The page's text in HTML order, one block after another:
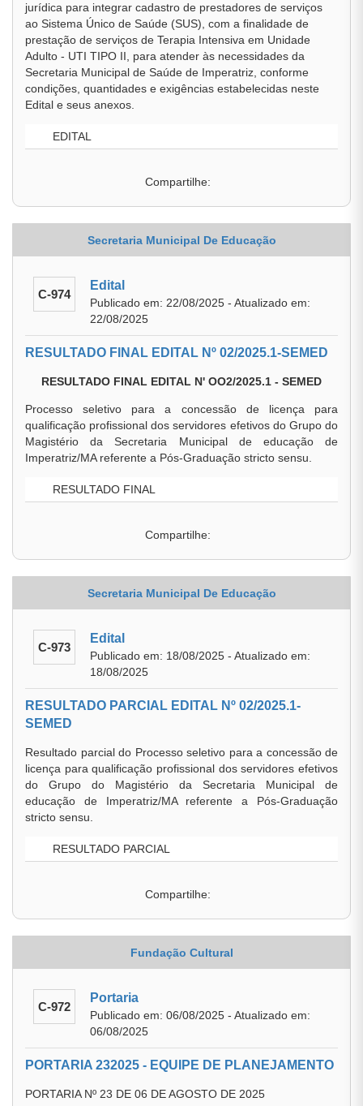
jurídica para integrar cadastro de prestadores de serviços
ao Sistema Único de Saúde (SUS), com a finalidade de
prestação de serviços de Terapia Intensiva em Unidade
Adulto - UTI TIPO II, para atender às necessidades da
Secretaria Municipal de Saúde de Imperatriz, conforme
condições, quantidades e exigências estabelecidas neste
Edital e seus anexos.
EDITAL
Compartilhe:
Secretaria Municipal De Educação
C-974
Edital
Publicado em: 22/08/2025 - Atualizado em:
22/08/2025
RESULTADO FINAL EDITAL Nº 02/2025.1-SEMED
RESULTADO FINAL EDITAL N' OO2/2025.1 - SEMED
Processo seletivo para a concessão de licença para
qualificação profissional dos servidores efetivos do Grupo do
Magistério da Secretaria Municipal de educação de
Imperatriz/MA referente a Pós-Graduação stricto sensu.
RESULTADO FINAL
Compartilhe:
Secretaria Municipal De Educação
C-973
Edital
Publicado em: 18/08/2025 - Atualizado em:
18/08/2025
RESULTADO PARCIAL EDITAL Nº 02/2025.1-
SEMED
Resultado parcial do Processo seletivo para a concessão de
licença para qualificação profissional dos servidores efetivos
do Grupo do Magistério da Secretaria Municipal de
educação de Imperatriz/MA referente a Pós-Graduação
stricto sensu.
RESULTADO PARCIAL
Compartilhe:
Fundação Cultural
C-972
Portaria
Publicado em: 06/08/2025 - Atualizado em:
06/08/2025
PORTARIA 232025 - EQUIPE DE PLANEJAMENTO
PORTARIA Nº 23 DE 06 DE AGOSTO DE 2025